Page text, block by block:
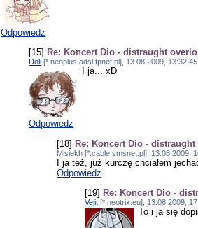
Odpowiedz
[15] Re: Koncert Dio - distraught
Doli [*.neoplus.adsl.tpnet.pl], 13.08.2009,
I ja... xD
Odpowiedz
[18] Re: Koncert Dio -
Misiekh [*.cable.smsnet.pl], 13.08.2009,
I ja też, już kurczę chciałem
Odpowiedz
[19] Re: Koncert Dio -
Vejit [*.neotrix.eu], 13.08.2009,
To i ja się